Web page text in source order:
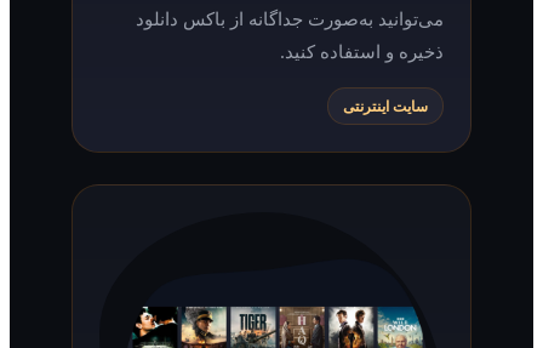
می‌توانید به‌صورت جداگانه از باکس دانلود
ذخیره و استفاده کنید.
سایت اینترنتی